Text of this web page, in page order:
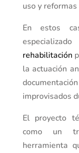
uso y
En estos
rehabilitación
la actuación
improvisados
El proyecto
como un
herramienta